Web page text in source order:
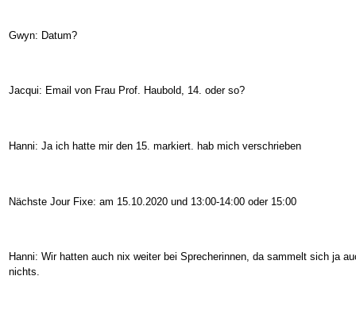
Gwyn: Datum?
Jacqui: Email von Frau Prof. Haubold, 14. oder so?
Hanni: Ja ich hatte mir den 15. markiert. hab mich verschrieben
Nächste Jour Fixe: am 15.10.2020 und 13:00-14:00 oder 15:00
Hanni: Wir hatten auch nix weiter bei Sprecherinnen, da sammelt sich ja
nichts.